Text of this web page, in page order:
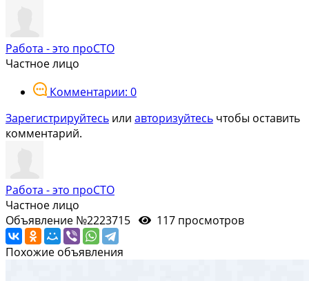
Работа - это проСТО
Частное лицо
Комментарии: 0
Зарегистрируйтесь или авторизуйтесь чтобы оставить
комментарий.
Работа - это проСТО
Частное лицо
Объявление №2223715
117 просмотров
Похожие объявления